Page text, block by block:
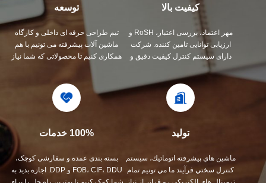
کیفیت بالا
مهر اعتماد، بررسی اعتبار، RoSH و
ارزیابی توانایی تامین کننده. شرکت
دارای سیستم کنترل کیفیت دقیق و
آزمایشگاه تست حرفه ای است.
توسعه
تیم طراحی حرفه ای داخلی و کارگاه
ماشین آلات پیشرفته می تونیم با هم
همکاری کنیم تا محصولاتی که شما نیاز
تولید
ماشين هاي پیشرفته اتوماتيك، سيستم
کنترل سختي فرآیند ما مي تونيم تمام
100% خدمات
بسته بندی عمده و سفارشی کوچک،
FOB، CIF، DDU و DDP. اجازه بدید به